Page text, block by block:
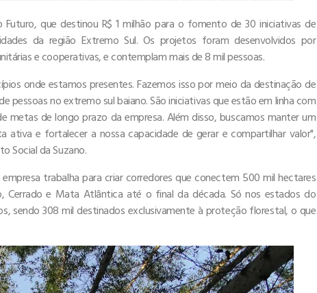
que destinou R$ 1 milhão para o fomento de 30 iniciativas de
da região Extremo Sul. Os projetos foram desenvolvidos por
e cooperativas, e contemplam mais de 8 mil pessoas.
onde estamos presentes. Fazemos isso por meio da destinação de
pessoas no extremo sul baiano. São iniciativas que estão em linha com
metas de longo prazo da empresa. Além disso, buscamos manter um
ativa e fortalecer a nossa capacidade de gerar e compartilhar valor",
Social da Suzano.
trabalha para criar corredores que conectem 500 mil hectares
Cerrado e Mata Atlântica até o final da década. Só nos estados do
sendo 308 mil destinados exclusivamente à proteção florestal, o que